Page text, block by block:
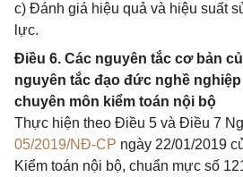
c) Đánh giá hiệu quả và hiệu suất
lực.
Điều 6. Các nguyên tắc cơ bản
nguyên tắc đạo đức nghề
chuyên môn kiểm toán nội bộ
Thực hiện theo Điều 5 và Điều 7
05/2019/NĐ-CP ngày 22/01/2019
Kiểm toán nội bộ, chuẩn mực số